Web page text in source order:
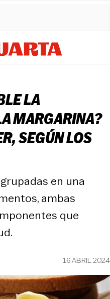
LA
MARGARINA?
SEGÚN LOS
en una
ambas
que
16 ABRIL 2024